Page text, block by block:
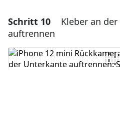
Einen
Kommentar hinzufügen
Schritt 10
Kleber an
auftrennen